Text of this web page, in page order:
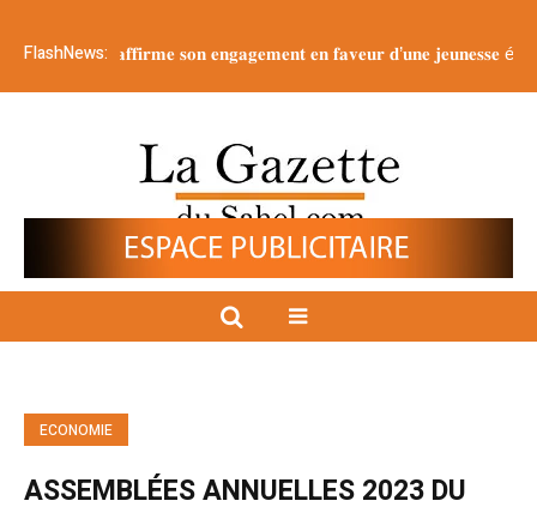
FlashNews:𝐬𝐨𝐧 𝐞𝐧𝐠𝐚𝐠𝐞𝐦𝐞𝐧𝐭 𝐞𝐧 𝐟𝐚𝐯𝐞𝐮𝐫 𝐝’𝐮𝐧𝐞 𝐣𝐞𝐮𝐧𝐞𝐬𝐬𝐞 é𝐩𝐚𝐧𝐨𝐮𝐢𝐞 𝐞𝐭
ECONOMIE
ASSEMBLÉES ANNUELLES 2023 DU